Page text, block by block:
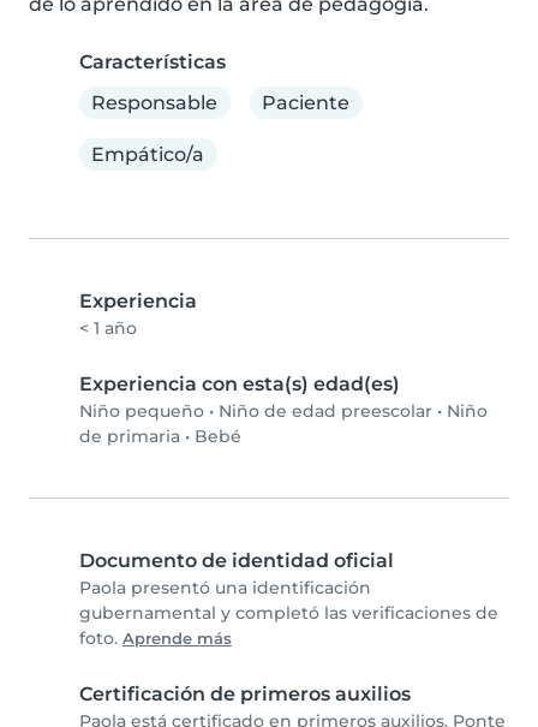
Características
Responsable
Paciente
Empático/a
Experiencia
< 1 año
Experiencia con esta(s) edad(es)
Niño pequeño • Niño de edad preescolar • Niño
de primaria • Bebé
Documento de identidad oficial
Paola presentó una identificación
gubernamental y completó las verificaciones de
foto. Aprende más
Certificación de primeros auxilios
Paola está certificado en primeros auxilios. Ponte